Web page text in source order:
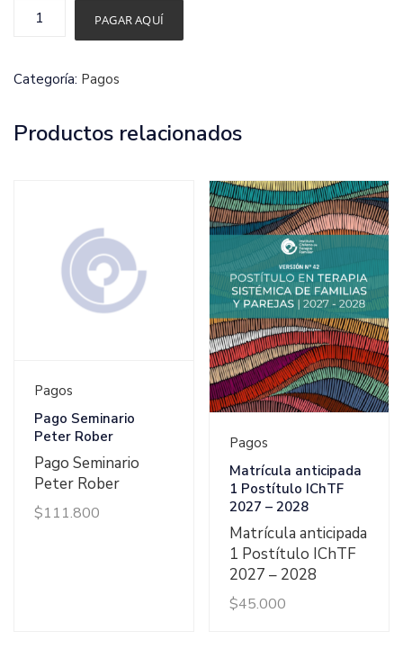
Adhesión
Aniversario
cantidad
PAGAR AQUÍ
Categoría: Pagos
Productos relacionados
Pagos
Pago Seminario
Peter Rober
Pago Seminario
Peter Rober
$111.800
Pagos
Matrícula anticipada
1 Postítulo IChTF
2027 – 2028
Matrícula anticipada
1 Postítulo IChTF
2027 – 2028
$45.000